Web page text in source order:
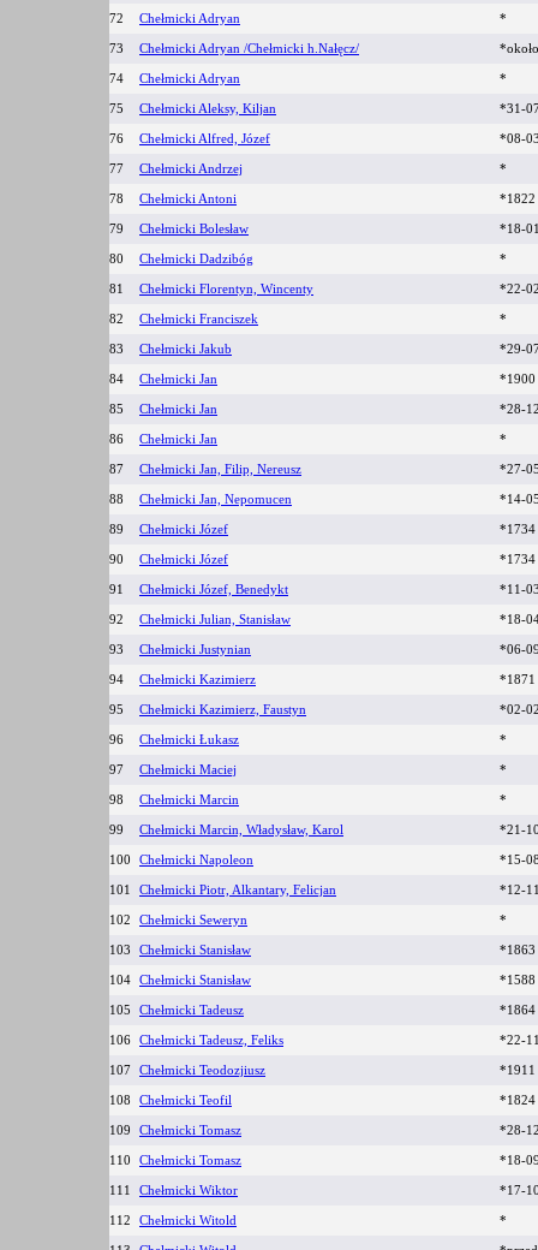
72 Chełmicki Adryan *
73 Chełmicki Adryan /Chełmicki h.Nałęcz/
74 Chełmicki Adryan *
75 Chełmicki Aleksy, Kiljan *31-
76 Chełmicki Alfred, Józef *08-
77 Chełmicki Andrzej *
78 Chełmicki Antoni *1822
79 Chełmicki Bolesław *18-
80 Chełmicki Dadzibóg *
81 Chełmicki Florentyn, Wincenty *22-
82 Chełmicki Franciszek *
83 Chełmicki Jakub *29-
84 Chełmicki Jan *1900
85 Chełmicki Jan *28-
86 Chełmicki Jan *
87 Chełmicki Jan, Filip, Nereusz *27-
88 Chełmicki Jan, Nepomucen *14-
89 Chełmicki Józef *1734
90 Chełmicki Józef *1734
91 Chełmicki Józef, Benedykt *11-
92 Chełmicki Julian, Stanisław *18-
93 Chełmicki Justynian *06-
94 Chełmicki Kazimierz *1871
95 Chełmicki Kazimierz, Faustyn *02-
96 Chełmicki Łukasz *
97 Chełmicki Maciej *
98 Chełmicki Marcin *
99 Chełmicki Marcin, Władysław, Karol *21-
100 Chełmicki Napoleon *15-
101 Chełmicki Piotr, Alkantary, Felicjan *12-
102 Chełmicki Seweryn *
103 Chełmicki Stanisław *1863
104 Chełmicki Stanisław *1588
105 Chełmicki Tadeusz *1864
106 Chełmicki Tadeusz, Feliks *22-
107 Chełmicki Teodozjiusz *1911
108 Chełmicki Teofil *1824
109 Chełmicki Tomasz *28-
110 Chełmicki Tomasz *18-
111 Chełmicki Wiktor *17-
112 Chełmicki Witold *